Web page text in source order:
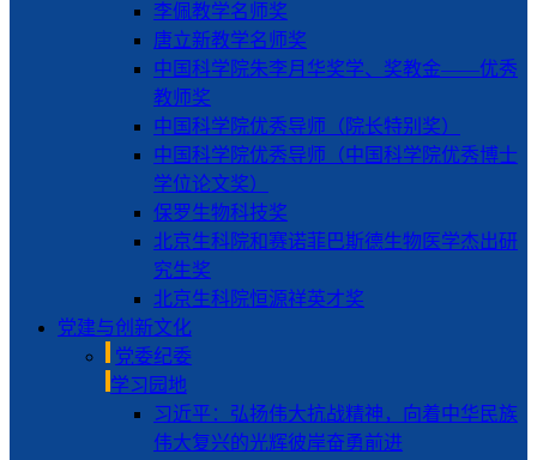
李佩教学名师奖
唐立新教学名师奖
中国科学院朱李月华奖学、奖教金——优秀
教师奖
中国科学院优秀导师（院长特别奖）
中国科学院优秀导师（中国科学院优秀博士
学位论文奖）
保罗生物科技奖
北京生科院和赛诺菲巴斯德生物医学杰出研
究生奖
北京生科院恒源祥英才奖
党建与创新文化
党委纪委
学习园地
习近平：弘扬伟大抗战精神，向着中华民族
伟大复兴的光辉彼岸奋勇前进